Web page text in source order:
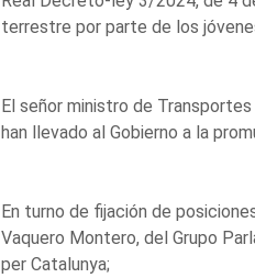
terrestre por parte de los
El señor ministro de
han llevado al Gobierno a la
En turno de fijación de
Vaquero Montero, del Grupo
per Catalunya;